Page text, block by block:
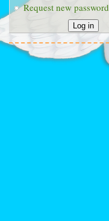
Request new password